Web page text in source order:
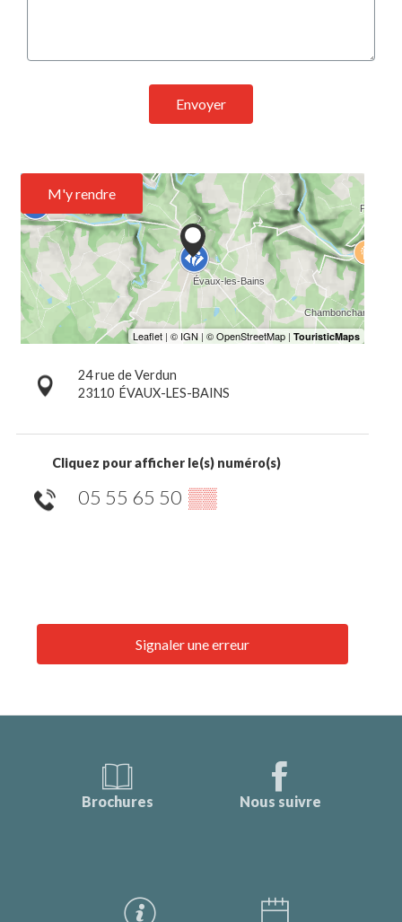
Envoyer
M'y rendre
24 rue de Verdun
23110 ÉVAUX-LES-BAINS
Cliquez pour afficher le(s) numéro(s)
05 55 65 50 ▒▒
Signaler une erreur
Brochures Nous suivre